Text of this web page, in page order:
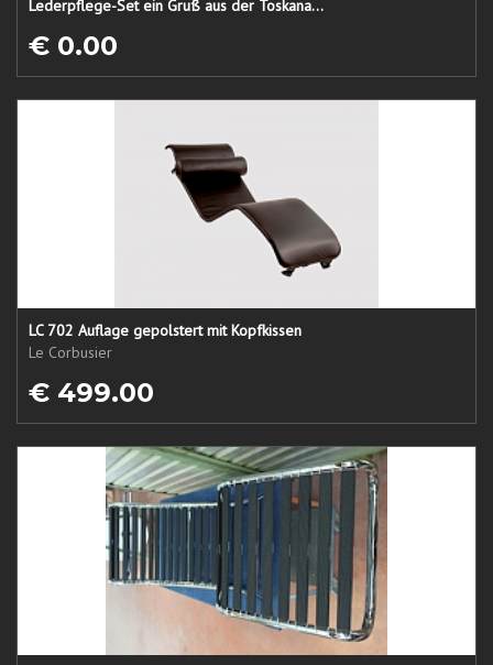
Lederpflege-Set ein Gruß aus der Toskana...
€ 0.00
LC 702 Auflage gepolstert mit Kopfkissen
Le Corbusier
€ 499.00